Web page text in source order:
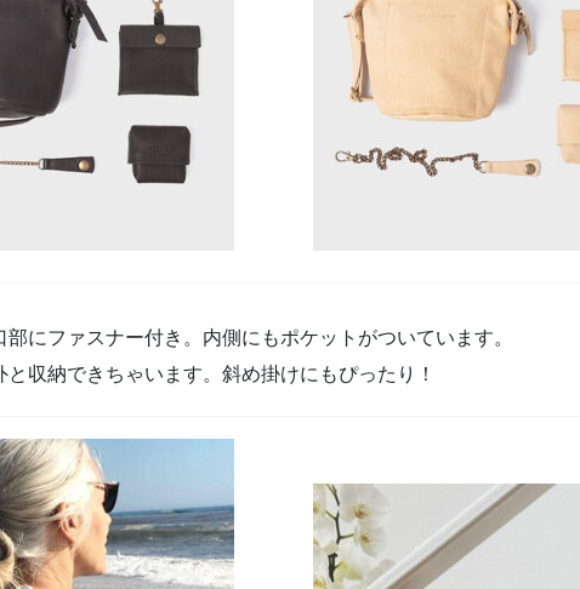
部にファスナー付き。内側にもポケットがついています。
収納できちゃいます。斜め掛けにもぴったり！